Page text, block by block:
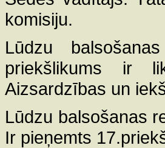
komisiju.
Lūdzu
priekšlikums ir
Aizsardzības un
Lūdzu balsošanas
Ir pieņemts